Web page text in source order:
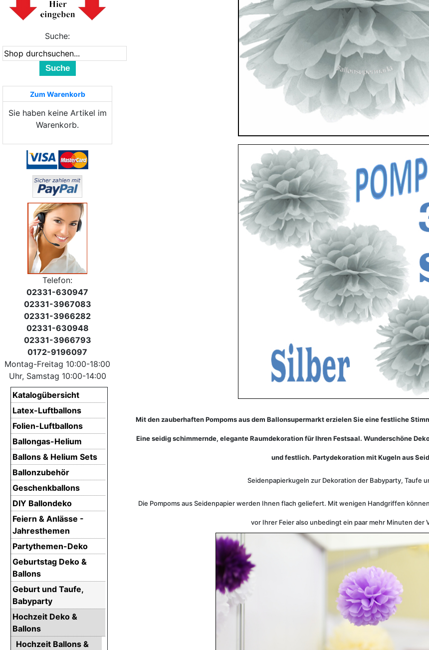
Mit den zauberhaften Pompoms aus dem Ballonsupermarkt erzielen Sie eine festliche
Eine seidig schimmernde, elegante Raumdekoration für Ihren Festsaal. Wunderschöne
und festlich. Partydekoration mit Kugeln aus
Seidenpapierkugeln zur Dekoration der Babyparty, Taufe
Die Pompoms aus Seidenpapier werden Ihnen flach geliefert. Mit wenigen Handgriffen
vor Ihrer Feier also unbedingt ein paar mehr Minuten der
Suche:
Suche
Zum Warenkorb
Sie haben keine Artikel im
Warenkorb.
Telefon:
02331-630947
02331-3967083
02331-3966282
02331-630948
02331-3966793
0172-9196097
Montag-Freitag 10:00-18:00
Uhr, Samstag 10:00-14:00
Katalogübersicht
Latex-Luftballons
Folien-Luftballons
Ballongas-Helium
Ballons & Helium Sets
Ballonzubehör
Geschenkballons
DIY Ballondeko
Feiern & Anlässe -
Jahresthemen
Partythemen-Deko
Geburtstag Deko &
Ballons
Geburt und Taufe,
Babyparty
Hochzeit Deko &
Ballons
Hochzeit Ballons &